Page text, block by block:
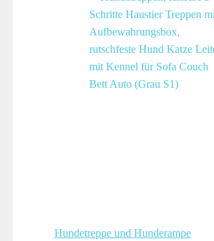
Hundetreppe und Hunderampe